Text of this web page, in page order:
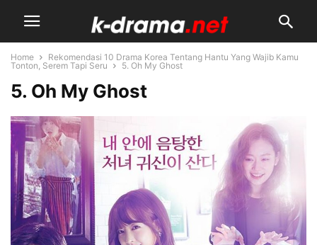
Home
Rekomendasi 10 Drama Korea Tentang Hantu Yang Wajib Kamu
Tonton, Serem Tapi Seru
5. Oh My Ghost
5. Oh My Ghost